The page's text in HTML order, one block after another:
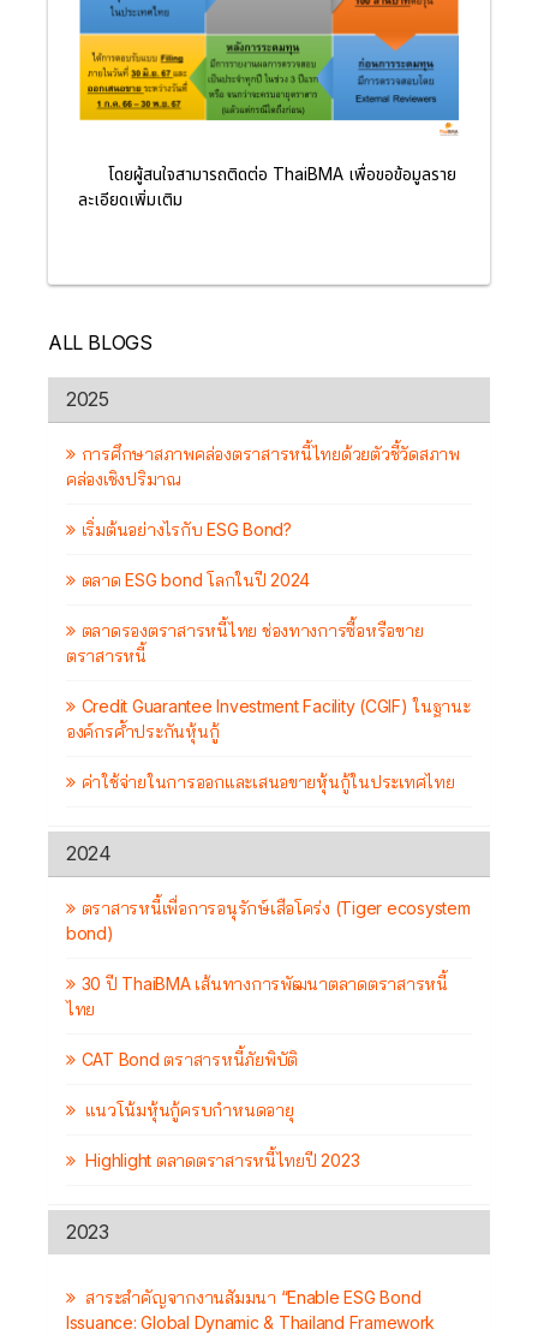
โดยผู้สนใจสามารถติดต่อ ThaiBMA เพื่อขอข้อมูลราย
ละเอียดเพิ่มเติม
ALL BLOGS
2025
การศึกษาสภาพคล่องตราสารหนี้ไทยด้วยตัวชี้วัดสภาพ
คล่องเชิงปริมาณ
เริ่มต้นอย่างไรกับ ESG Bond?
ตลาด ESG bond โลกในปี 2024
ตลาดรองตราสารหนี้ไทย ช่องทางการซื้อหรือขาย
ตราสารหนี้
Credit Guarantee Investment Facility (CGIF) ในฐานะ
องค์กรค้ำประกันหุ้นกู้
ค่าใช้จ่ายในการออกและเสนอขายหุ้นกู้ในประเทศไทย
2024
ตราสารหนี้เพื่อการอนุรักษ์เสือโคร่ง (Tiger ecosystem
bond)
30 ปี ThaiBMA เส้นทางการพัฒนาตลาดตราสารหนี้
ไทย
CAT Bond ตราสารหนี้ภัยพิบัติ
แนวโน้มหุ้นกู้ครบกำหนดอายุ
Highlight ตลาดตราสารหนี้ไทยปี 2023
2023
สาระสำคัญจากงานสัมมนา “Enable ESG Bond
Issuance: Global Dynamic & Thailand Framework